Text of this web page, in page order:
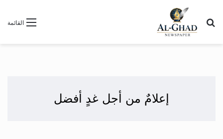
القائمة بحث عن
إعلامٌ من أجل غدٍ أفضل